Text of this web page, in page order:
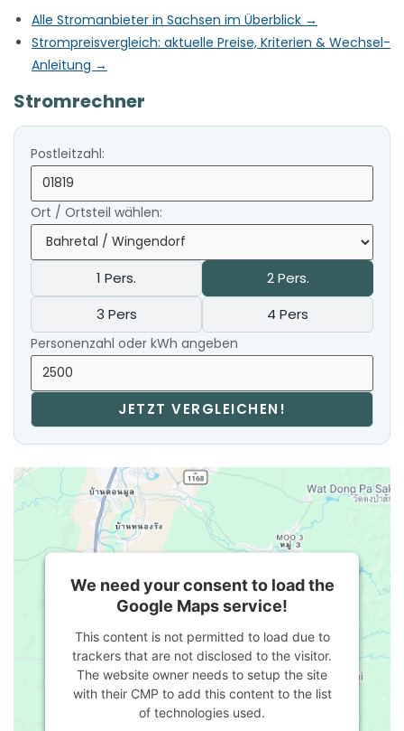
Alle Stromanbieter in Sachsen im Überblick →
Strompreisvergleich: aktuelle Preise, Kriterien & Wechsel-
Anleitung →
Stromrechner
Postleitzahl:
Ort / Ortsteil wählen:
1 Pers.
2 Pers.
3 Pers
4 Pers
Personenzahl oder kWh angeben
JETZT VERGLEICHEN!
We need your consent to load the
Google Maps service!
This content is not permitted to load due to
trackers that are not disclosed to the visitor.
The website owner needs to setup the site
with their CMP to add this content to the list
of technologies used.